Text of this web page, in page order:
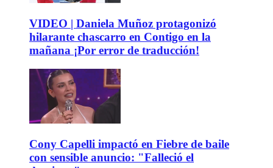
VIDEO | Daniela Muñoz protagonizó
hilarante chascarro en Contigo en la
mañana ¡Por error de traducción!
Cony Capelli impactó en Fiebre de baile
con sensible anuncio: "Falleció el